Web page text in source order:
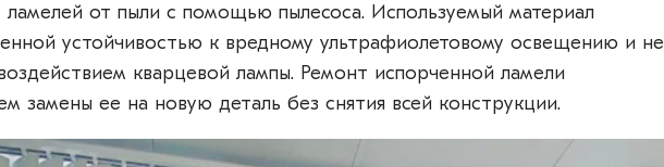
ламелей от пыли с помощью пылесоса. Используемый материал
устойчивостью к вредному ультрафиолетовому освещению и не
кварцевой лампы. Ремонт испорченной ламели
замены ее на новую деталь без снятия всей конструкции.